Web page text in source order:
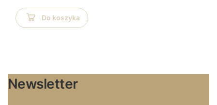
Do koszyka
Newsletter